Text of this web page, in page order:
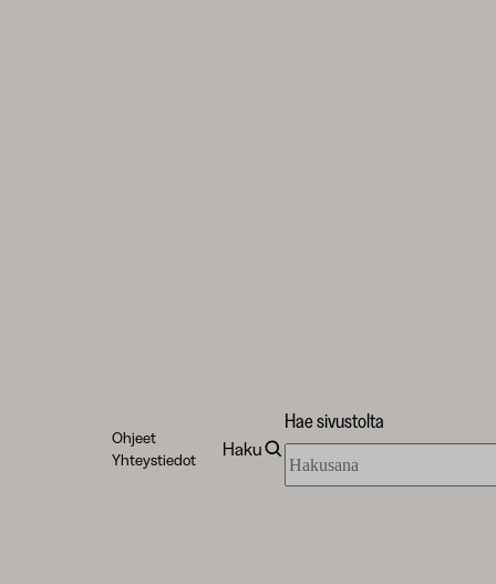
Ohjeet
Yhteystiedot
Haku
Hae sivustolta
sivustolta